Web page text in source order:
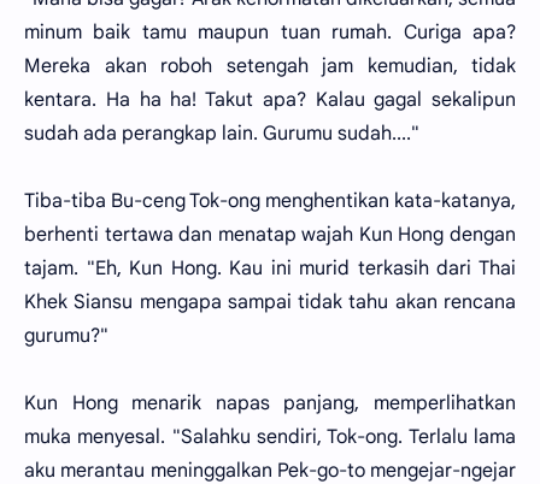
minum baik tamu maupun tuan rumah. Curiga apa?
Mereka akan roboh setengah jam kemudian, tidak
kentara. Ha ha ha! Takut apa? Kalau gagal sekalipun
sudah ada perangkap lain. Gurumu sudah...."
Tiba-tiba Bu-ceng Tok-ong menghentikan kata-katanya,
berhenti tertawa dan menatap wajah Kun Hong dengan
tajam. "Eh, Kun Hong. Kau ini murid terkasih dari Thai
Khek Siansu mengapa sampai tidak tahu akan rencana
gurumu?"
Kun Hong menarik napas panjang, memperlihatkan
muka menyesal. "Salahku sendiri, Tok-ong. Terlalu lama
aku merantau meninggalkan Pek-go-to mengejar-ngejar